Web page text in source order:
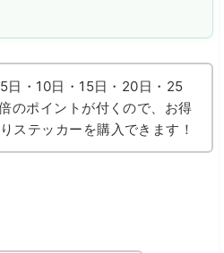
日・10日・15日・20日・25
のポイントが付くので、お得
ステッカーを購入できます！